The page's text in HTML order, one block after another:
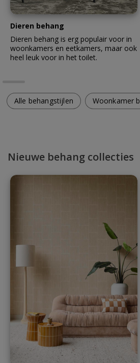
Dieren behang
Dieren behang is erg populair voor in
woonkamers en eetkamers, maar ook
heel leuk voor in het toilet.
Alle behangstijlen Woonkamer
Nieuwe behang collecties